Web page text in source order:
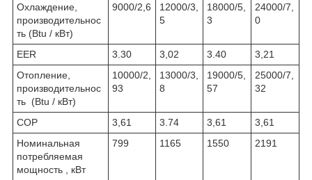
Охлаждение,
производительнос
ть (Btu / кВт)
9000/2,6
12000/3,
5
18000/5,
3
24000/7,
0
EER 3.30 3,02 3.40
3,21
Отопление,
производительнос
ть (Btu / кВт)
10000/2,
93
13000/3,
8
19000/5,
57
25000/7,
32
COP 3,61 3.74 3,61
3,61
Номинальная
потребляемая
мощность , кВт
799 1165 1550 2191